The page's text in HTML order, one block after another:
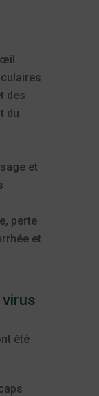
des
du
et
perte
et
été